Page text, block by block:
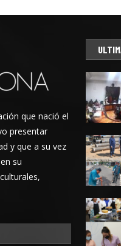
que nació el
presentar
y que a su vez
su